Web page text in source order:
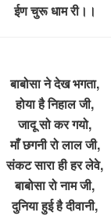
ईण चुरू धाम री।।
बाबोसा ने देख भगता,
होया है निहाल जी,
जादू सो कर गयो,
माँ छगनी रो लाल जी,
संकट सारा ही हर लेवे,
बाबोसा रो नाम जी,
दुनिया हुई है दीवानी,